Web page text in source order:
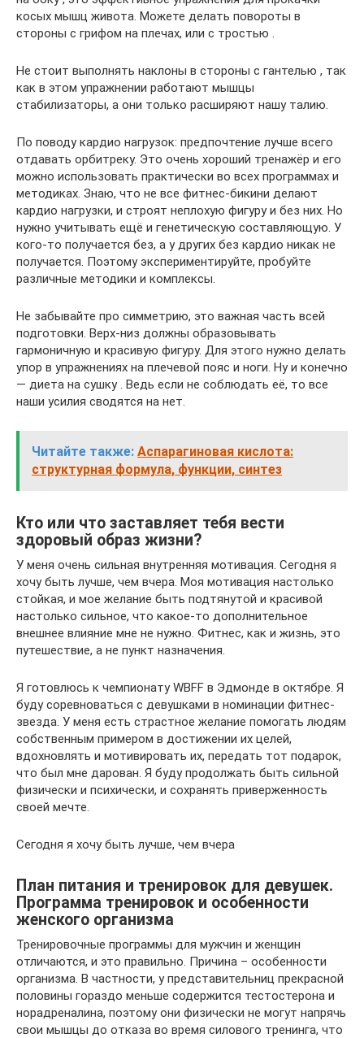
косых мышц живота. Можете делать повороты в
стороны с грифом на плечах, или с тростью .
Не стоит выполнять наклоны в стороны с гантелью , так
как в этом упражнении работают мышцы
стабилизаторы, а они только расширяют нашу талию.
По поводу кардио нагрузок: предпочтение лучше всего
отдавать орбитреку. Это очень хороший тренажёр и его
можно использовать практически во всех программах и
методиках. Знаю, что не все фитнес-бикини делают
кардио нагрузки, и строят неплохую фигуру и без них. Но
нужно учитывать ещё и генетическую составляющую. У
кого-то получается без, а у других без кардио никак не
получается. Поэтому экспериментируйте, пробуйте
различные методики и комплексы.
Не забывайте про симметрию, это важная часть всей
подготовки. Верх-низ должны образовывать
гармоничную и красивую фигуру. Для этого нужно делать
упор в упражнениях на плечевой пояс и ноги. Ну и конечно
— диета на сушку . Ведь если не соблюдать её, то все
наши усилия сводятся на нет.
Читайте также: Аспарагиновая кислота:
структурная формула, функции, синтез
Кто или что заставляет тебя вести
здоровый образ жизни?
У меня очень сильная внутренняя мотивация. Сегодня я
хочу быть лучше, чем вчера. Моя мотивация настолько
стойкая, и мое желание быть подтянутой и красивой
настолько сильное, что какое-то дополнительное
внешнее влияние мне не нужно. Фитнес, как и жизнь, это
путешествие, а не пункт назначения.
Я готовлюсь к чемпионату WBFF в Эдмонде в октябре. Я
буду соревноваться с девушками в номинации фитнес-
звезда. У меня есть страстное желание помогать людям
собственным примером в достижении их целей,
вдохновлять и мотивировать их, передать тот подарок,
что был мне дарован. Я буду продолжать быть сильной
физически и психически, и сохранять приверженность
своей мечте.
Сегодня я хочу быть лучше, чем вчера
План питания и тренировок для девушек.
Программа тренировок и особенности
женского организма
Тренировочные программы для мужчин и женщин
отличаются, и это правильно. Причина – особенности
организма. В частности, у представительниц прекрасной
половины гораздо меньше содержится тестостерона и
норадреналина, поэтому они физически не могут напрячь
свои мышцы до отказа во время силового тренинга, что